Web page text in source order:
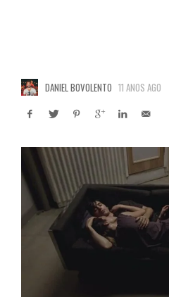
DANIEL BOVOLENTO 11 ANOS AGO